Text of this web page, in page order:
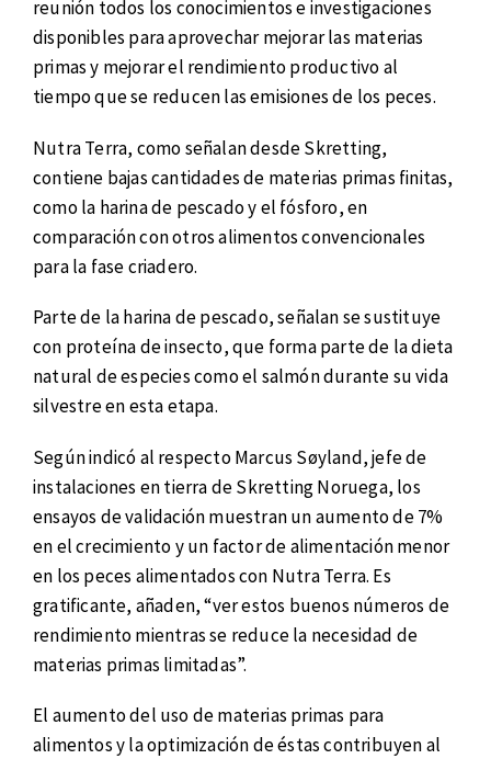
reunión todos los conocimientos e investigaciones
disponibles para aprovechar mejorar las materias
primas y mejorar el rendimiento productivo al
tiempo que se reducen las emisiones de los peces.
Nutra Terra, como señalan desde Skretting,
contiene bajas cantidades de materias primas finitas,
como la harina de pescado y el fósforo, en
comparación con otros alimentos convencionales
para la fase criadero.
Parte de la harina de pescado, señalan se sustituye
con proteína de insecto, que forma parte de la dieta
natural de especies como el salmón durante su vida
silvestre en esta etapa.
Según indicó al respecto Marcus Søyland, jefe de
instalaciones en tierra de Skretting Noruega, los
ensayos de validación muestran un aumento de 7%
en el crecimiento y un factor de alimentación menor
en los peces alimentados con Nutra Terra. Es
gratificante, añaden, “ver estos buenos números de
rendimiento mientras se reduce la necesidad de
materias primas limitadas”.
El aumento del uso de materias primas para
alimentos y la optimización de éstas contribuyen al